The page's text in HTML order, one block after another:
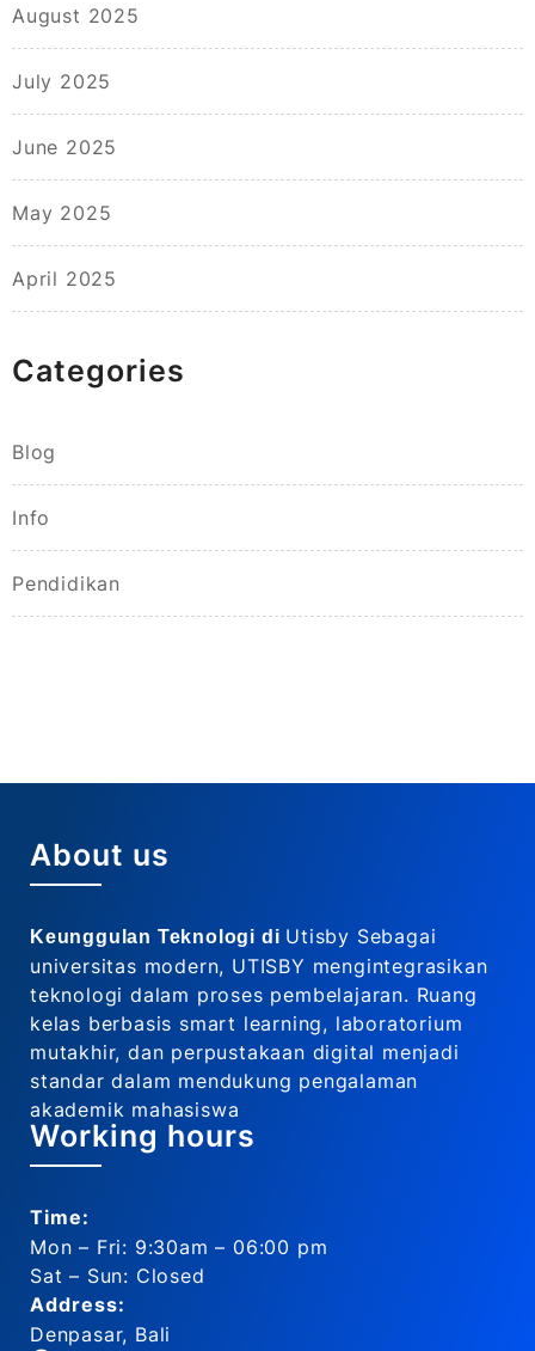
August 2025
July 2025
June 2025
May 2025
April 2025
Categories
Blog
Info
Pendidikan
About us
Keunggulan Teknologi di Utisby Sebagai
universitas modern, UTISBY mengintegrasikan
teknologi dalam proses pembelajaran. Ruang
kelas berbasis smart learning, laboratorium
mutakhir, dan perpustakaan digital menjadi
standar dalam mendukung pengalaman
akademik mahasiswa
Working hours
Time:
Mon – Fri: 9:30am – 06:00 pm
Sat – Sun: Closed
Address:
Denpasar, Bali